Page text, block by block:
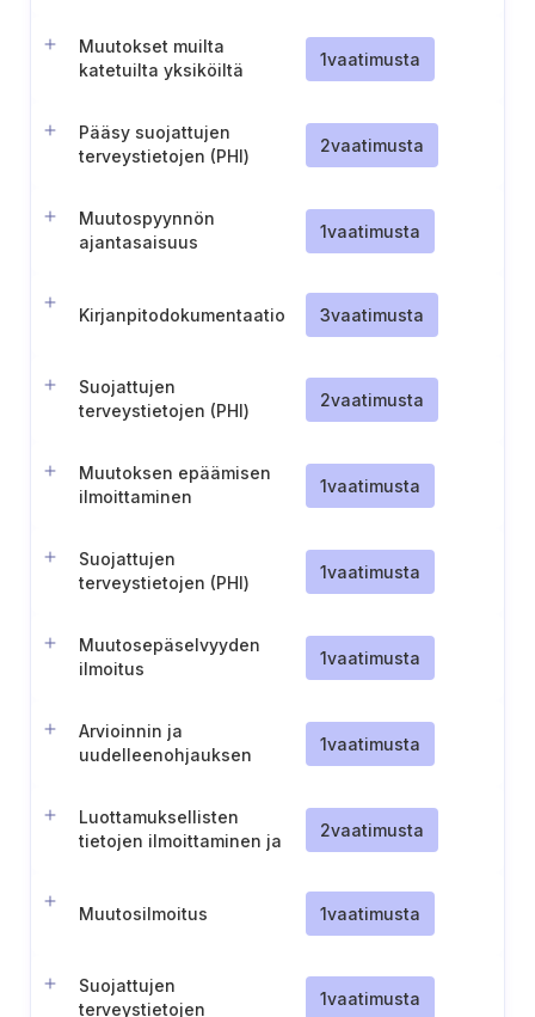
suojaamiseksi
Muutokset muilta
katetuilta yksiköiltä
1vaatimusta
Pääsy suojattujen
terveystietojen (PHI)
2vaatimusta
Muutospyynnön
ajantasaisuus
1vaatimusta
Kirjanpitodokumentaatio 3vaatimusta
Suojattujen
terveystietojen (PHI)
2vaatimusta
Muutoksen epäämisen
ilmoittaminen
1vaatimusta
Suojattujen
terveystietojen (PHI)
1vaatimusta
Muutosepäselvyyden
ilmoitus
1vaatimusta
Arvioinnin ja
uudelleenohjauksen
1vaatimusta
Luottamuksellisten
tietojen ilmoittaminen ja
2vaatimusta
Muutosilmoitus 1vaatimusta
Suojattujen
terveystietojen
1vaatimusta